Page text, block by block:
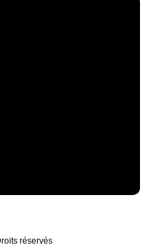
réservés